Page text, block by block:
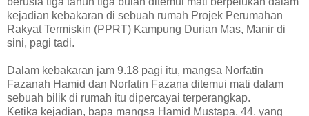
kejadian kebakaran di sebuah rumah Projek Perumahan
Rakyat Termiskin (PPRT) Kampung Durian Mas, Manir di
sini, pagi tadi.
Dalam kebakaran jam 9.18 pagi itu, mangsa Norfatin
Fazanah Hamid dan Norfatin Fazana ditemui mati dalam
sebuah bilik di rumah itu dipercayai terperangkap.
Ketika kejadian, bapa mangsa Hamid Mustapa, 44, yang